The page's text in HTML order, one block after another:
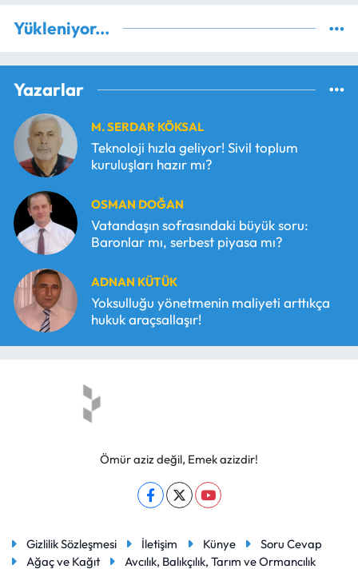
Yükleniyor...
Yazarlar
M. SERDAR KÖKSAL
Teknoloji hızla geliyor! Sivil toplum
kuruluşları hazır mı?
OSMAN DOĞAN
Vatandaşın sofrasındaki büyük soru:
Baronlar mı, serbest piyasa mı?
ADNAN KÜTÜK
Yoksulluğu yönetmenin maliyeti arttıkça
hukuk araçsallaşır!
Ömür aziz değil, Emek azizdir!
Gizlilik Sözleşmesi İletişim Künye
Soru Cevap
Ağaç ve Kağıt
Avcılık, Balıkçılık, Tarım ve Ormancılık